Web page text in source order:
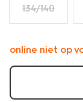
134/140
online niet op